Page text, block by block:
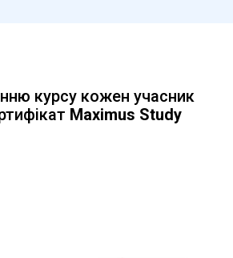
курсу кожен учасник
Maximus Study